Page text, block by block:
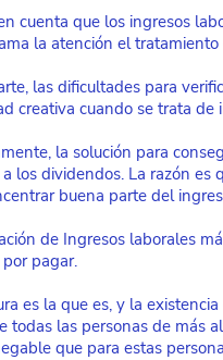
cuenta que los ingresos
la atención el
las dificultades para
creativa cuando se trata de
la solución para
los dividendos. La razón
buena parte del
de Ingresos laborales
pagar.
es la que es, y la
todas las personas de más
que para estas